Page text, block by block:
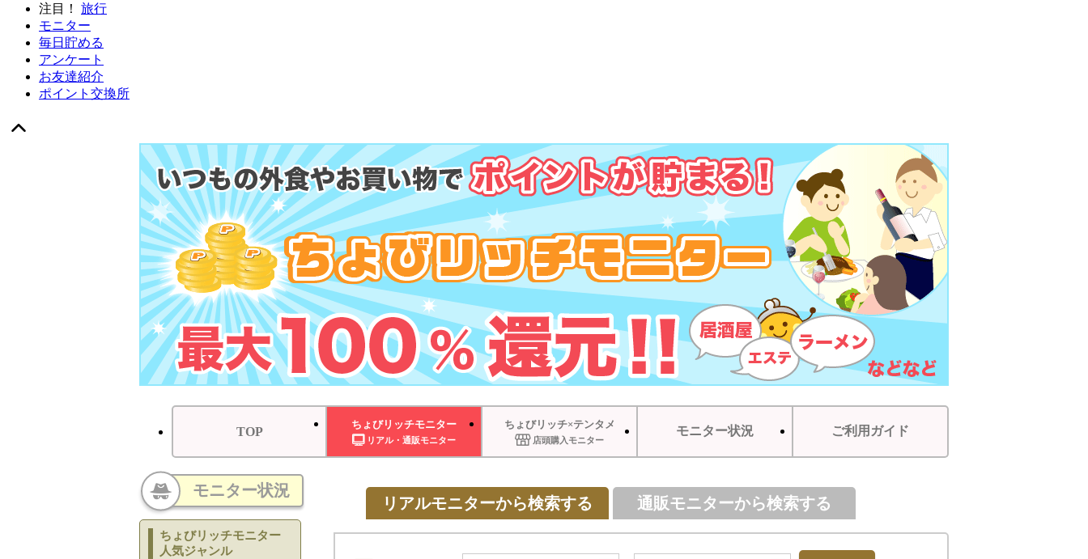
注目！
旅行
モニター
毎日貯める
アンケート
お友達紹介
ポイント交換所
TOP
ちょびリッチモニター
リアル・通販モニター
ちょびリッチ×テンタメ
店頭購入モニター
モニター状況 ご利用ガイド
モニター状況
ちょびリッチモニター
人気ジャンル
リアルモニターから検索する 通販モニターから検索する